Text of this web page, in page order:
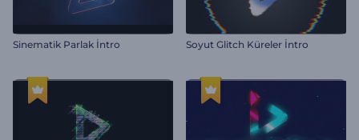
Sinematik Parlak İntro Soyut Glitch Küreler İntro